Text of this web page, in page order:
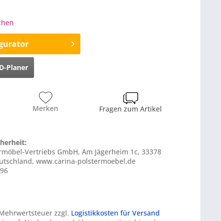
Planer
Merken Fragen zum Artikel
Vertriebs GmbH, Am Jägerheim 1c, 33378
www.carina-polstermoebel.de
zzgl. Logistikkosten für Versand